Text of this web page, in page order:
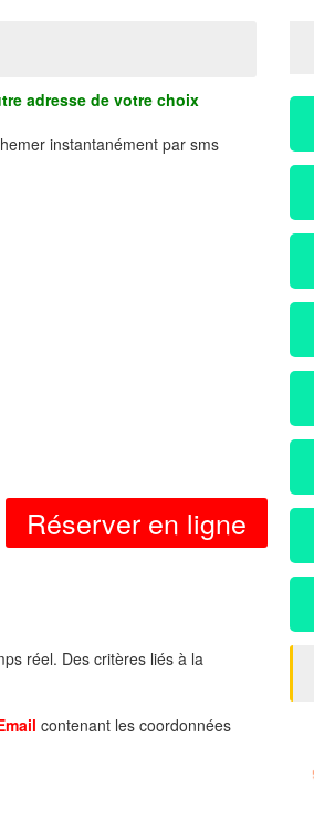
adresse de votre choix
instantanément par sms
Réserver en ligne
réel. Des critères liés à la
contenant les coordonnées